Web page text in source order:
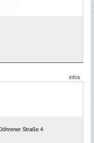
infos
Straße 4